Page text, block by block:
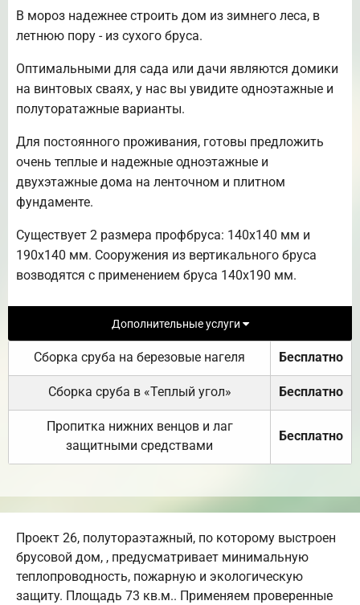
В мороз надежнее строить дом из зимнего леса, в
летнюю пору - из сухого бруса.
Оптимальными для сада или дачи являются домики
на винтовых сваях, у нас вы увидите одноэтажные и
полуторатажные варианты.
Для постоянного проживания, готовы предложить
очень теплые и надежные одноэтажные и
двухэтажные дома на ленточном и плитном
фундаменте.
Существует 2 размера профбруса: 140х140 мм и
190х140 мм. Сооружения из вертикального бруса
возводятся с применением бруса 140х190 мм.
Дополнительные услуги
Сборка сруба на березовые нагеля Бесплатно
Сборка сруба в «Теплый угол» Бесплатно
Пропитка нижних венцов и лаг
защитными средствами
Бесплатно
Проект 26, полутораэтажный, по которому выстроен
брусовой дом, , предусматривает минимальную
теплопроводность, пожарную и экологическую
защиту. Площадь 73 кв.м.. Применяем проверенные